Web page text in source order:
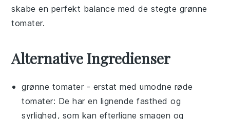
skabe en perfekt balance med destegte grønne
tomater.
Alternative Ingredienser
grønne tomater - erstat medumodne røde
tomater: De har en lignende fasthed og
syrlighed, som kan efterligne smagen og